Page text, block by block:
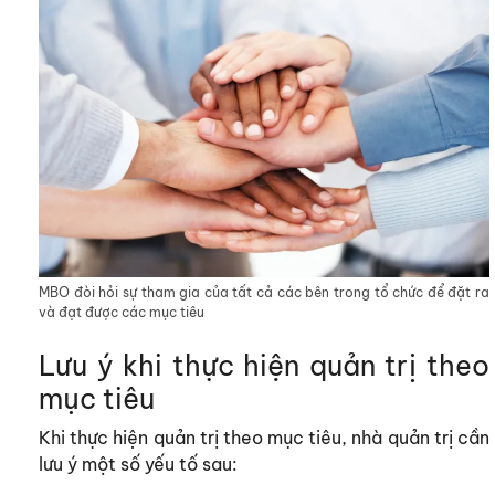
MBO đòi hỏi sự tham gia của tất cả các bên trong tổ chức để đặt ra
và đạt được các mục tiêu
Lưu ý khi thực hiện quản trị theo
mục tiêu
Khi thực hiện quản trị theo mục tiêu, nhà quản trị cần
lưu ý một số yếu tố sau: